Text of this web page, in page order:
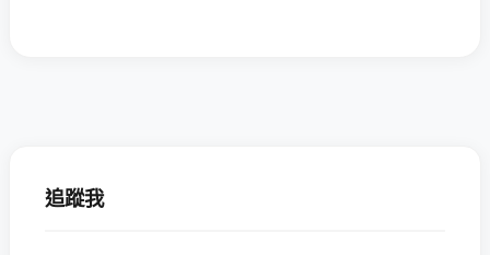
追蹤我